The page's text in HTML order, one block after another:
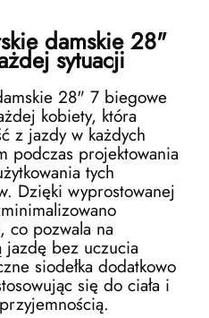
damskie 28"
sytuacji
28" 7 biegowe
kobiety, która
z jazdy w każdych
podczas projektowania
tych
Dzięki wyprostowanej
co pozwala na
jazdę bez uczucia
siodełka dodatkowo
się do ciała i